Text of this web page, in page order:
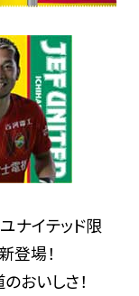
ナイテッド限
登場！
おいしさ！